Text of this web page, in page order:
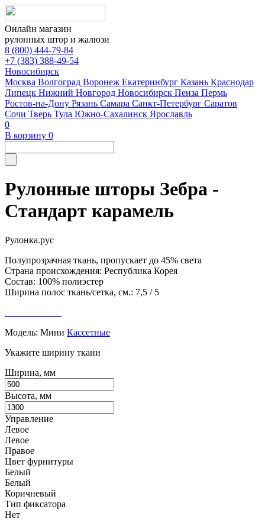
Онлайн магазин
рулонных штор и жалюзи
8 (800) 444-79-84
+7 (383) 388-49-54
Новосибирск
Москва Волгоград Воронеж Екатеринбург Казань Краснодар
Липецк Нижний Новгород Новосибирск Пенза Пермь
Ростов-на-Дону Рязань Самара Санкт-Петербург Саратов
Сочи Тверь Тула Южно-Сахалинск Ярославль
0
В корзину 0
Рулонные шторы Зебра -
Стандарт карамель
Рулонка.рус
Полупрозрачная ткань, пропускает до 45% света
Страна происхождения: Республика Корея
Состав: 100% полиэстер
Ширина полос ткань/сетка, см.: 7,5 / 5
Модель: Мини Кассетные
Укажите ширину ткани
Ширина, мм
Высота, мм
Управление
Левое
Левое
Правое
Цвет фурнитуры
Белый
Белый
Коричневый
Тип фиксатора
Нет